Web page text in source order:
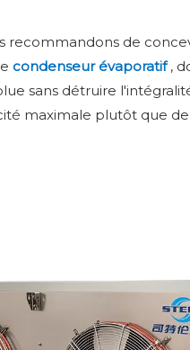
de
condenseur évaporatif,
sans détruire
maximale plutôt que de